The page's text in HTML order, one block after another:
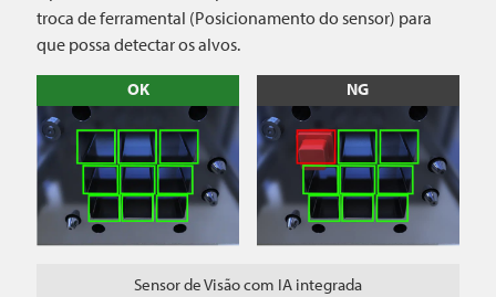
troca de ferramental (Posicionamento do sensor) para
que possa detectar os alvos.
OK NG
Sensor de Visão com IA integrada